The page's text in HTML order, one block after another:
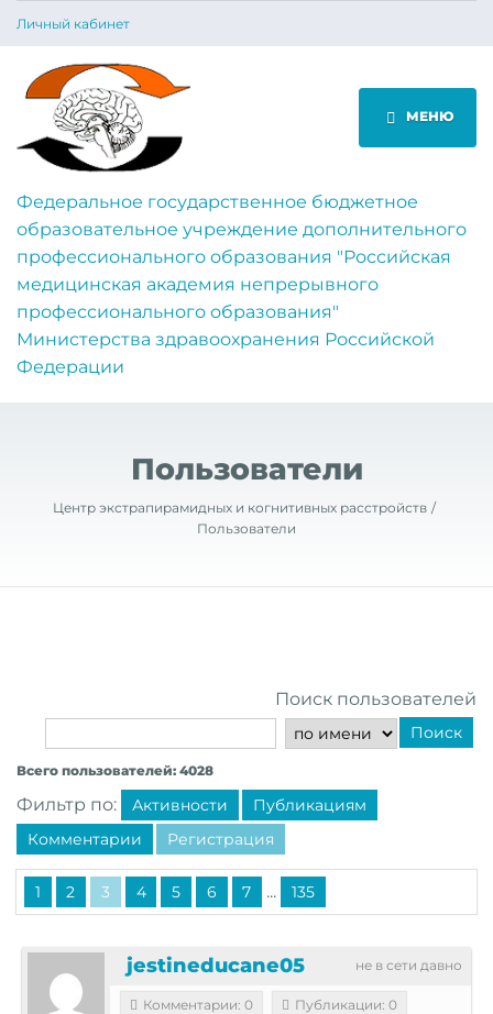
Личный кабинет
МЕНЮ
Федеральное государственное бюджетное
образовательное учреждение дополнительного
профессионального образования "Российская
медицинская академия непрерывного
профессионального образования"
Министерства здравоохранения Российской
Федерации
Пользователи
Центр экстрапирамидных и когнитивных расстройств
Пользователи
Поиск пользователей
Поиск
Всего пользователей: 4028
Фильтр по: Активности
Публикациям
Комментарии
Регистрация
1 2 3 4 5 6 7 ... 135
не в сети давно
jestineducane05
Комментарии: 0
Публикации: 0